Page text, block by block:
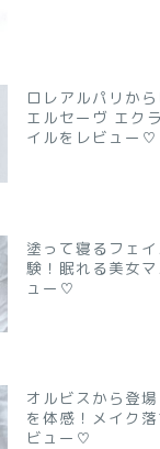
ロレアルパリか
エルセーヴ エク
イルをレビュー♡
塗って寝るフェ
験！眠れる美女
ュー♡
オルビスから登
を体感！メイク
ビュー♡